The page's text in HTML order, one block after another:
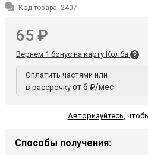
Код товара: 2407
65 ₽
Вернем 1 бонус на карту Колба
Оплатить частями или
в рассрочку от 6 ₽/мес
Авторизуйтесь,
Способы получения: